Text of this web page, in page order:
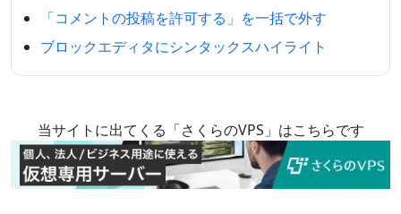
「コメントの投稿を許可する」を一括で外す
ブロックエディタにシンタックスハイライト
当サイトに出てくる「さくらのVPS」はこちらです